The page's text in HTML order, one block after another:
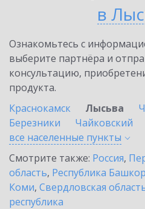
в
Ознакомьтесь с
выберите партнёра и
консультацию,
продукта.
Краснокамск
Лысьва
Березники
Чайковский
все населенные пункты
Смотрите также: Россия,
область, Республика
Коми, Свердловская
республика